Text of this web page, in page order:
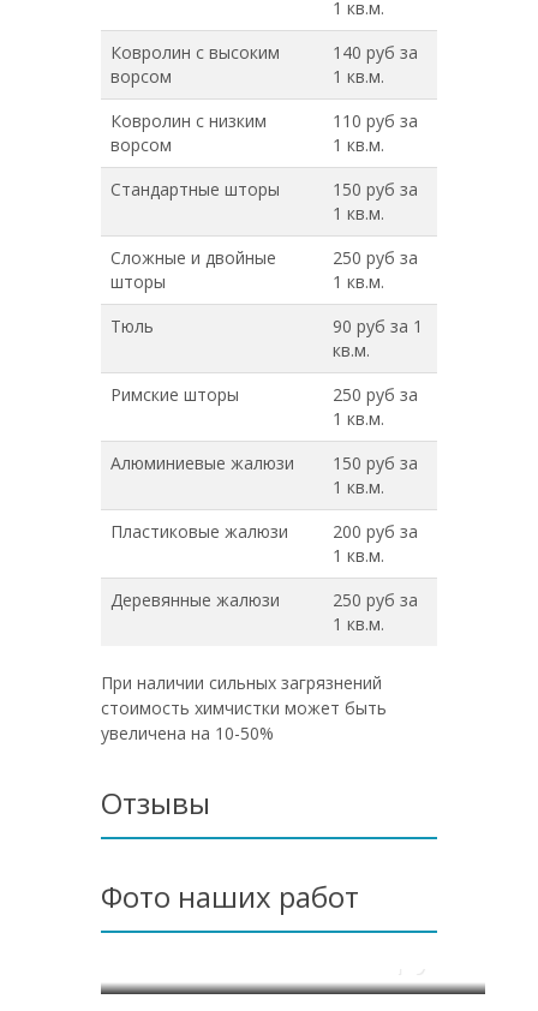
1 кв.м.
Ковролин с высоким
ворсом
140 руб за
1 кв.м.
Ковролин с низким
ворсом
110 руб за
1 кв.м.
Стандартные шторы
150 руб за
1 кв.м.
Сложные и двойные
шторы
250 руб за
1 кв.м.
Тюль
90 руб за 1
кв.м.
Римские шторы
250 руб за
1 кв.м.
Алюминиевые жалюзи
150 руб за
1 кв.м.
Пластиковые жалюзи
200 руб за
1 кв.м.
Деревянные жалюзи
250 руб за
1 кв.м.
При наличии сильных загрязнений
стоимость химчистки может быть
увеличена на 10-50%
Отзывы
Фото наших работ